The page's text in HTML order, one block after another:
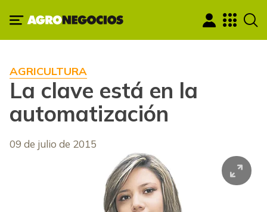
AGRICULTURA
La clave está en la
automatización
09 de julio de 2015